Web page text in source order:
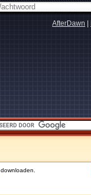
AfterDawn
downloaden.